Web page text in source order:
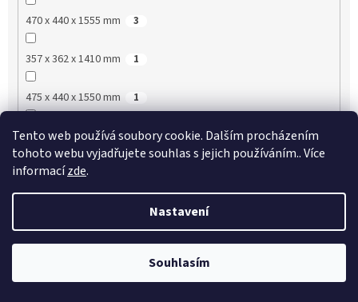
Tento web používá soubory cookie. Dalším procházením
tohoto webu vyjadřujete souhlas s jejich používáním.. Více
informacízde.
Nastavení
Souhlasím
470 x 440 x 1555 mm 3
357 x 362 x 1410 mm 1
475 x 440 x 1550 mm 1
1480 x 568 x 1518 mm 1